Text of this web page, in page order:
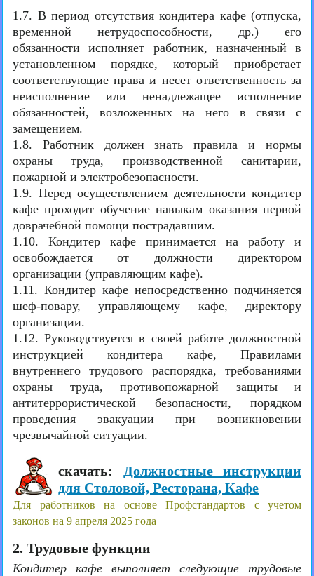
1.7. В период отсутствия кондитера кафе (отпуска,
временной нетрудоспособности, др.) его
обязанности исполняет работник, назначенный в
установленном порядке, который приобретает
соответствующие права и несет ответственность за
неисполнение или ненадлежащее исполнение
обязанностей, возложенных на него в связи с
замещением.
1.8. Работник должен знать правила и нормы
охраны труда, производственной санитарии,
пожарной и электробезопасности.
1.9. Перед осуществлением деятельности кондитер
кафе проходит обучение навыкам оказания первой
доврачебной помощи пострадавшим.
1.10. Кондитер кафе принимается на работу и
освобождается от должности директором
организации (управляющим кафе).
1.11. Кондитер кафе непосредственно подчиняется
шеф-повару, управляющему кафе, директору
организации.
1.12. Руководствуется в своей работе должностной
инструкцией кондитера кафе, Правилами
внутреннего трудового распорядка, требованиями
охраны труда, противопожарной защиты и
антитеррористической безопасности, порядком
проведения эвакуации при возникновении
чрезвычайной ситуации.
скачать:
Должностные инструкции
для Столовой, Ресторана, Кафе
Для работников на основе Профстандартов с учетом
законов на 9 апреля 2025 года
2. Трудовые функции
Кондитер кафе выполняет следующие трудовые